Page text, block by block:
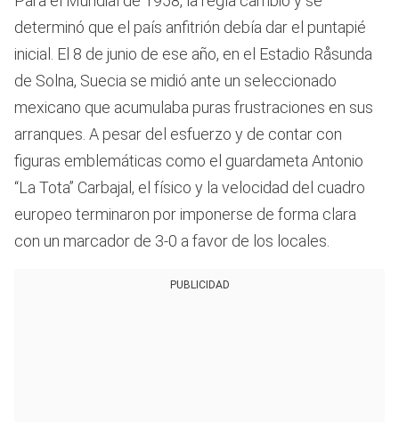
determinó que el país anfitrión debía dar el puntapié
inicial. El 8 de junio de ese año, en el Estadio Råsunda
de Solna, Suecia se midió ante un seleccionado
mexicano que acumulaba puras frustraciones en sus
arranques. A pesar del esfuerzo y de contar con
figuras emblemáticas como el guardameta Antonio
“La Tota” Carbajal, el físico y la velocidad del cuadro
europeo terminaron por imponerse de forma clara
con un marcador de 3-0 a favor de los locales.
PUBLICIDAD